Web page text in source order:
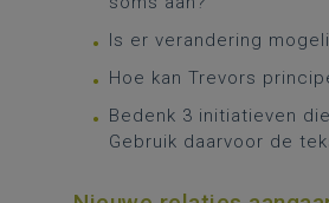
Is er verandering
Hoe kan Trevors
Bedenk 3 initiatieven
Gebruik daarvoor de